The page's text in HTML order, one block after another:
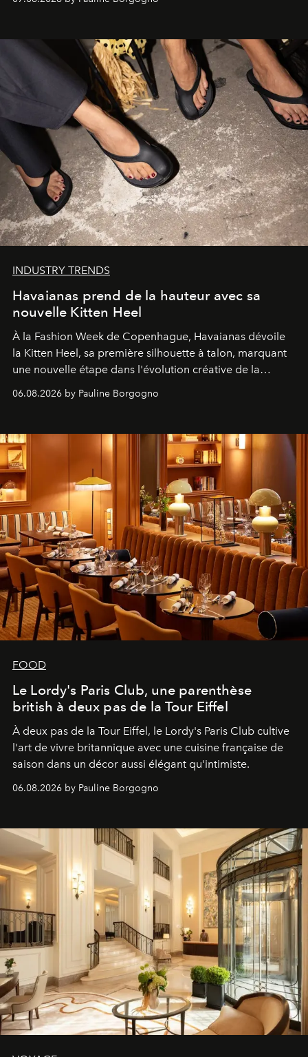
INDUSTRY TRENDS
Havaianas prend de la hauteur avec sa
nouvelle Kitten Heel
À la Fashion Week de Copenhague, Havaianas dévoile
la Kitten Heel, sa première silhouette à talon, marquant
une nouvelle étape dans l'évolution créative de la
06.08.2026 by Pauline Borgogno
FOOD
Le Lordy's Paris Club, une parenthèse
british à deux pas de la Tour Eiffel
À deux pas de la Tour Eiffel, le Lordy's Paris Club cultive
l'art de vivre britannique avec une cuisine française de
saison dans un décor aussi élégant qu'intimiste.
06.08.2026 by Pauline Borgogno